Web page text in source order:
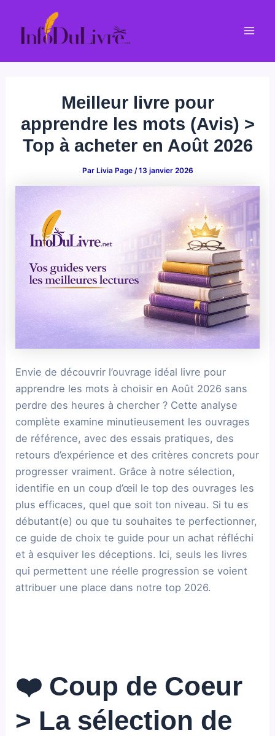
contenu
Meilleur livre pour
apprendre les mots (Avis) >
Top à acheter en Août 2026
Par Livia Page /13 janvier 2026
Envie de découvrir l’ouvrage idéal livre pour
apprendre les mots à choisir en Août 2026 sans
perdre des heures à chercher ? Cette analyse
complète examine minutieusement les ouvrages
de référence, avec des essais pratiques, des
retours d’expérience et des critères concrets pour
progresser vraiment. Grâce à notre sélection,
identifie en un coup d’œil le top des ouvrages les
plus efficaces, quel que soit ton niveau. Si tu es
débutant(e) ou que tu souhaites te perfectionner,
ce guide de choix te guide pour un achat réfléchi
et à esquiver les déceptions. Ici, seuls les livres
qui permettent une réelle progression se voient
attribuer une place dans notre top 2026.
❤️ Coup de Coeur
> La sélection de